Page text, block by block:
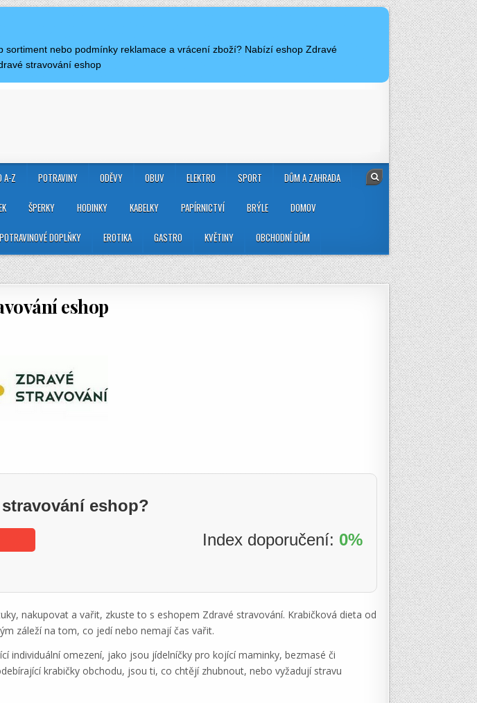
nebo podmínky reklamace a vrácení zboží? Nabízí eshop Zdravé
stravování eshop
A-Z POTRAVINY ODĚVY OBUV ELEKTRO SPORT DŮM A ZAHRADA
ŠPERKY HODINKY KABELKY PAPÍRNICTVÍ BRÝLE DOMOV
POTRAVINOVÉ DOPLŇKY EROTIKA GASTRO KVĚTINY OBCHODNÍ DŮM
eshop
eshop?
Index doporučení: 0%
nakupovat a vařit, zkuste to s eshopem Zdravé stravování. Krabičková dieta od
záleží na tom, co jedí nebo nemají čas vařit.
individuální omezení, jako jsou jídelníčky pro kojící maminky, bezmasé či
krabičky obchodu, jsou ti, co chtějí zhubnout, nebo vyžadují stravu